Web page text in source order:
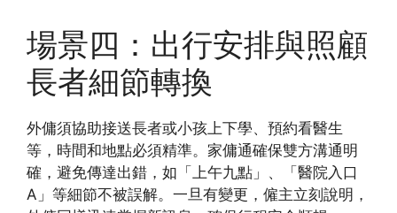
場景四：出行安排與照顧
長者細節轉換
外傭須協助接送長者或小孩上下學、預約看醫生
等，時間和地點必須精準。家傭通確保雙方溝通明
確，避免傳達出錯，如「上午九點」、「醫院入口
A」等細節不被誤解。一旦有變更，僱主立刻說明，